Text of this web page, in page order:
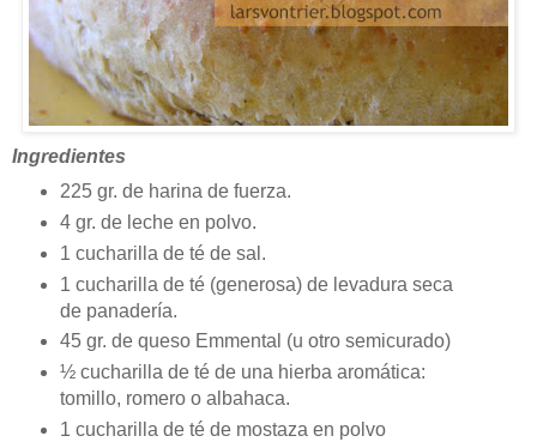
Ingredientes
225 gr. de harina de fuerza.
4 gr. de leche en polvo.
1 cucharilla de té de sal.
1 cucharilla de té (generosa) de levadura seca
de panadería.
45 gr. de queso Emmental (u otro semicurado)
½ cucharilla de té de una hierba aromática:
tomillo, romero o albahaca.
1 cucharilla de té de mostaza en polvo